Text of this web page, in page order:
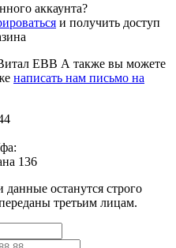
аккаунта?
и получить доступ
ЕВВ А также вы можете
написать нам письмо на
136
останутся строго
третьим лицам.